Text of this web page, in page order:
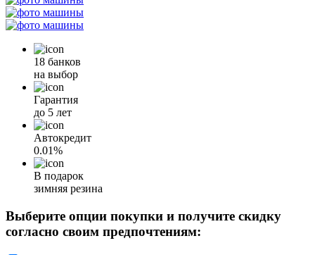
18 банков
на выбор
Гарантия
до 5 лет
Автокредит
0.01%
В подарок
зимняя резина
Выберите опции покупки и получите скидку
согласно своим предпочтениям: